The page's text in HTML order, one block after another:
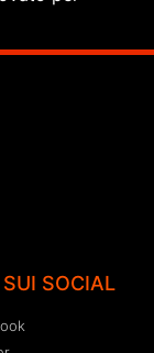
SOCIAL